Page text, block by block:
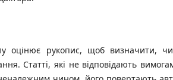
оцінює рукопис, щоб визначити, чи
Статті, які не відповідають